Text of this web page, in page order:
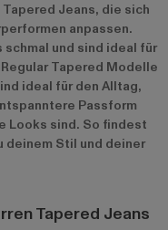
Jeans, die sich
anpassen.
und sind ideal für
Tapered Modelle
ideal für den Alltag,
Passform
Looks sind. So findest
deinem Stil und deiner
Tapered Jeans